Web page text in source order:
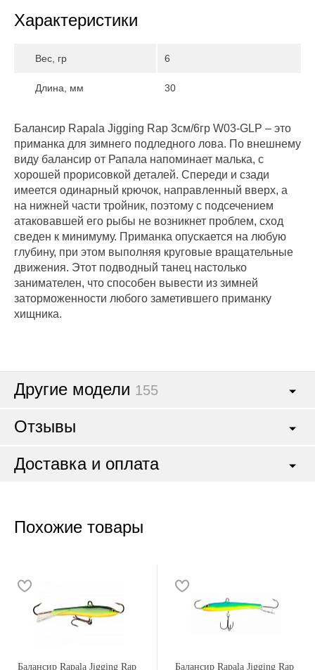
Характеристики
Вес, гр 6
Длина, мм 30
Балансир Rapala Jigging Rap 3см/6гр W03-GLP – это
приманка для зимнего подледного лова. По внешнему
виду балансир от Рапала напоминает малька, с
хорошей прорисовкой деталей. Спереди и сзади
имеется одинарный крючок, направленный вверх, а
на нижней части тройник, поэтому с подсечением
атаковавшей его рыбы не возникнет проблем, сход
сведен к минимуму. Приманка опускается на любую
глубину, при этом выполняя круговые вращательные
движения. Этот подводный танец настолько
занимателен, что способен вывести из зимней
заторможенности любого заметившего приманку
хищника.
Другие модели 155
Отзывы
Доставка и оплата
Похожие товары
Балансир Rapala Jigging Rap
Балансир Rapala Jigging Rap